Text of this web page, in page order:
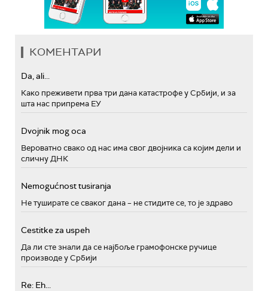
КОМЕНТАРИ
Da, ali...
Како преживети прва три дана катастрофе у Србији, и за
шта нас припрема ЕУ
Dvojnik mog oca
Вероватно свако од нас има свог двојника са којим дели и
сличну ДНК
Nemogućnost tusiranja
Не туширате се сваког дана – не стидите се, то је здраво
Cestitke za uspeh
Да ли сте знали да се најбоље грамофонске ручице
производе у Србији
Re: Eh...